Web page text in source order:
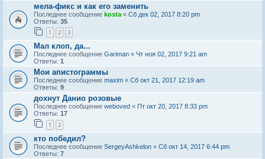
мела-фикс и как его заменить
Последнее сообщение kosta « Сб дек 02, 2017 8:20 pm
Ответы: 35
1 2 3
Мал клоп, да...
Последнее сообщение Gariman « Чт ноя 02, 2017 9:21 am
Ответы: 1
Мои апистограммы
Последнее сообщение maxim « Сб окт 21, 2017 12:19 am
Ответы: 9
дохнут Данио розовые
Последнее сообщение weboved « Пт окт 20, 2017 8:33 pm
Ответы: 17
1 2
кто победил?
Последнее сообщение SergeyAshkelon « Сб окт 14, 2017 6:44 pm
Ответы: 7